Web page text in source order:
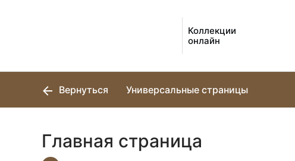
Коллекции
онлайн
Вернуться Универсальные страницы
Главная страница